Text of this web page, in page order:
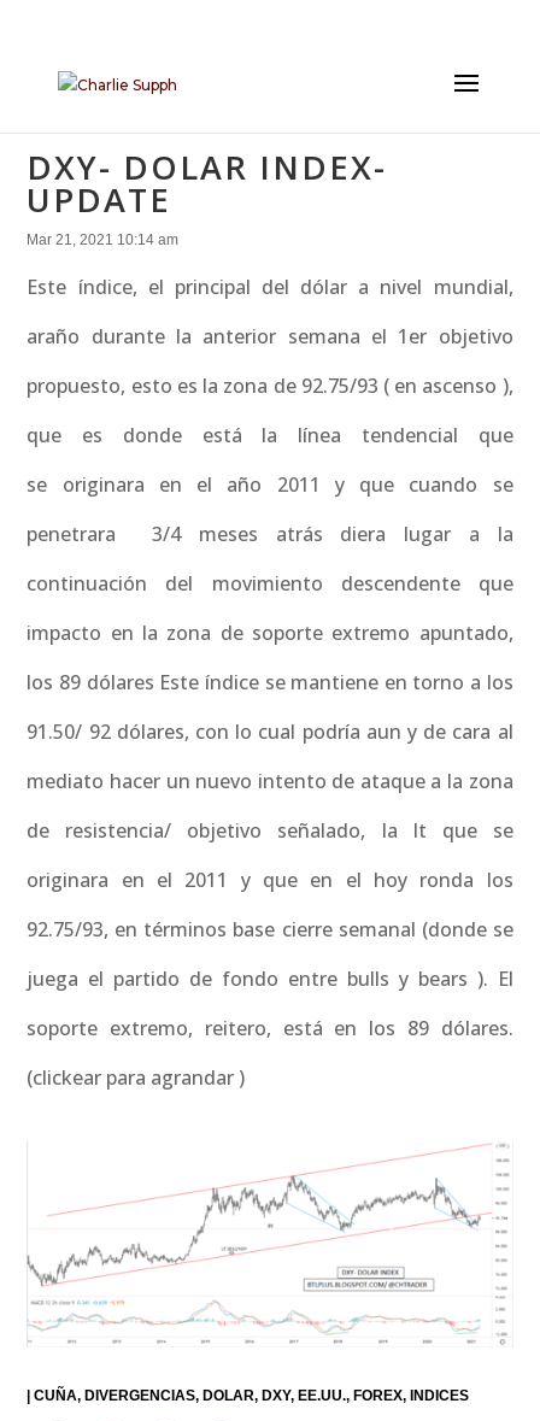
DXY- DOLAR INDEX-
UPDATE
Mar 21, 2021 10:14 am
Este índice, el principal del dólar a nivel mundial,
araño durante la anterior semana el 1er objetivo
propuesto, esto es la zona de 92.75/93 ( en ascenso ),
que es donde está la línea tendencial que
se originara en el año 2011 y que cuando se
penetrara 3/4 meses atrás diera lugar a la
continuación del movimiento descendente que
impacto en la zona de soporte extremo apuntado,
los 89 dólares Este índice se mantiene en torno a los
91.50/ 92 dólares, con lo cual podría aun y de cara al
mediato hacer un nuevo intento de ataque a la zona
de resistencia/ objetivo señalado, la lt que se
originara en el 2011 y que en el hoy ronda los
92.75/93, en términos base cierre semanal (donde se
juega el partido de fondo entre bulls y bears ). El
soporte extremo, reitero, está en los 89 dólares.
(clickear para agrandar )
|CUÑA DIVERGENCIAS DOLAR DXY EE.UU. FOREX INDICES